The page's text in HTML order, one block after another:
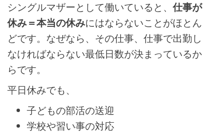
シングルマザーとして働いていると、仕事が
休み＝本当の休みにはならないことがほとん
どです。なぜなら、その仕事、仕事で出勤し
なければならない最低日数が決まっているか
らです。
平日休みでも、
子どもの部活の送迎
学校や習い事の対応